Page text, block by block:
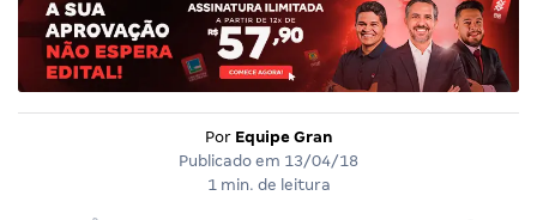
Por Equipe Gran
Publicado em 13/04/18
1 min. de leitura